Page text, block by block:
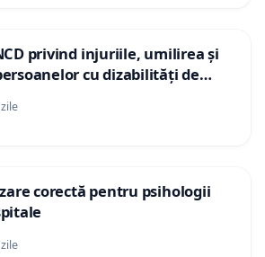
privind injuriile, umilirea și
cu dizabilități de
TikTok „Gorici”
corectă pentru psihologii